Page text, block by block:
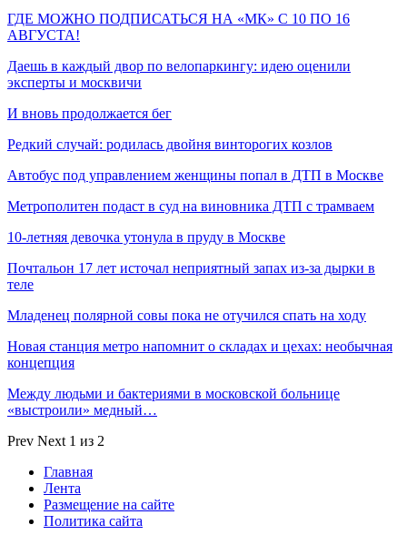
ГДЕ МОЖНО ПОДПИСАТЬСЯ НА «МК» С 10 ПО 16
АВГУСТА!
Даешь в каждый двор по велопаркингу: идею оценили
эксперты и москвичи
И вновь продолжается бег
Редкий случай: родилась двойня винторогих козлов
Автобус под управлением женщины попал в ДТП в Москве
Метрополитен подаст в суд на виновника ДТП с трамваем
10-летняя девочка утонула в пруду в Москве
Почтальон 17 лет источал неприятный запах из-за дырки в
теле
Младенец полярной совы пока не отучился спать на ходу
Новая станция метро напомнит о складах и цехах: необычная
концепция
Между людьми и бактериями в московской больнице
«выстроили» медный…
Prev Next 1 из 2
Главная
Лента
Размещение на сайте
Политика сайта